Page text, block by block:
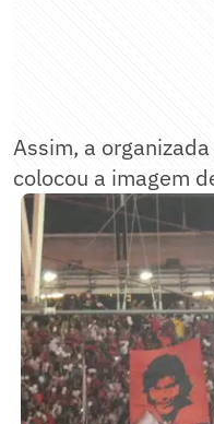
Assim, a
colocou a imagem